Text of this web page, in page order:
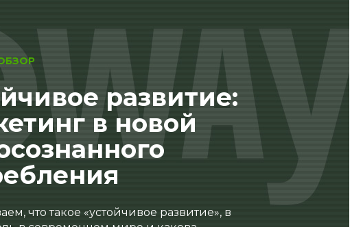
развитие:
в новой
что такое «устойчивое развитие», в